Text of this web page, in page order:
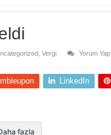
Vergi
Yorum Yap
LinkedIn
fazla